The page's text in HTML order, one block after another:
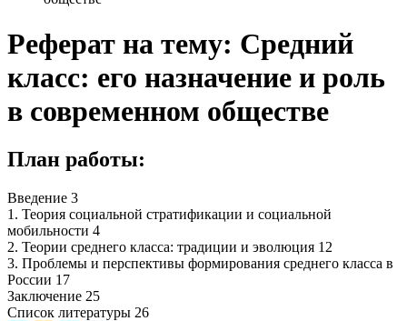
Реферат на тему: Средний
класс: его назначение и роль
в современном обществе
План работы:
Введение 3
1. Теория социальной стратификации и социальной
мобильности 4
2. Теории среднего класса: традиции и эволюция 12
3. Проблемы и перспективы формирования среднего класса в
России 17
Заключение 25
Список литературы 26